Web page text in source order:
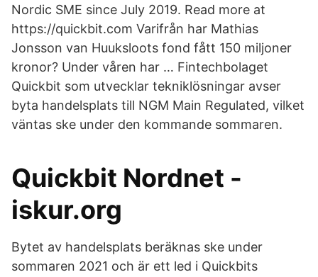
Nordic SME since July 2019. Read more at
https://quickbit.com Varifrån har Mathias
Jonsson van Huuksloots fond fått 150 miljoner
kronor? Under våren har … Fintechbolaget
Quickbit som utvecklar tekniklösningar avser
byta handelsplats till NGM Main Regulated, vilket
väntas ske under den kommande sommaren.
Quickbit Nordnet -
iskur.org
Bytet av handelsplats beräknas ske under
sommaren 2021 och är ett led i Quickbits